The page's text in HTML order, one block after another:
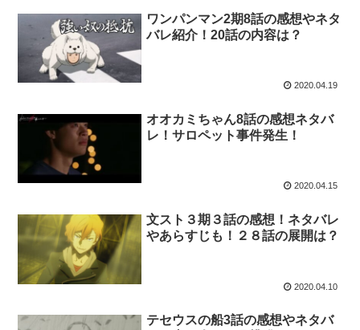
ワンパンマン2期8話の感想やネタ
バレ紹介！20話の内容は？
2020.04.19
オオカミちゃん8話の感想ネタバ
レ！サロペット事件発生！
2020.04.15
文スト３期３話の感想！ネタバレ
やあらすじも！２８話の展開は？
2020.04.10
テセウスの船3話の感想やネタバ